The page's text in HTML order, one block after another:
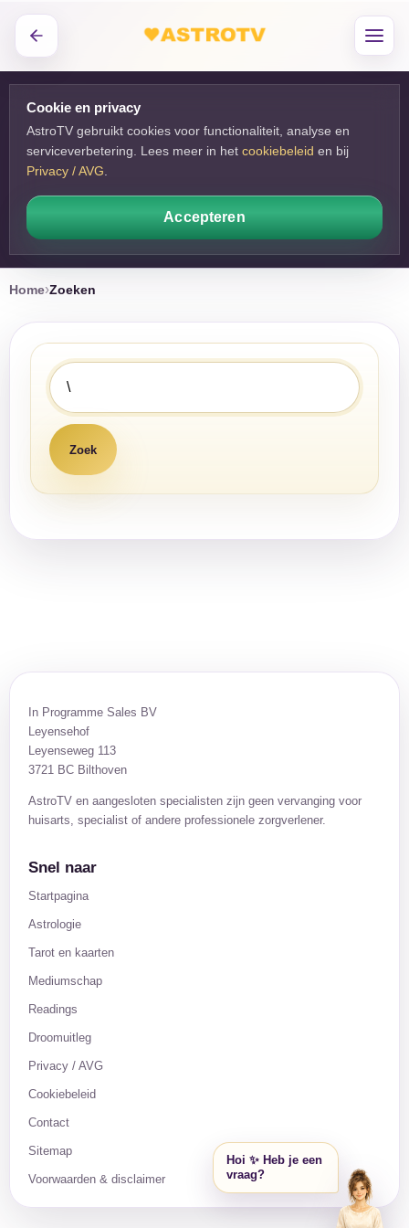
Cookie en privacy
AstroTV gebruikt cookies voor functionaliteit, analyse en
serviceverbetering. Lees meer in het cookiebeleid en bij
Privacy / AVG
Accepteren
Home Zoeken
In Programme Sales BV
Leyensehof
Leyenseweg 113
3721 BC Bilthoven
AstroTV en aangesloten specialisten zijn geen vervanging voor
huisarts, specialist of andere professionele zorgverlener.
Snel naar
Startpagina
Astrologie
Tarot en kaarten
Mediumschap
Readings
Droomuitleg
Privacy / AVG
Cookiebeleid
Contact
Sitemap
Voorwaarden & disclaimer
Hoi ✨ Heb je een
vraag?